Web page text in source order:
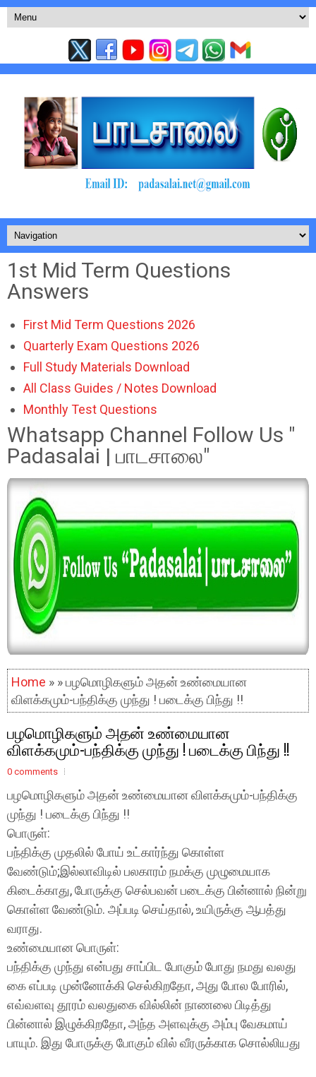
1st Mid Term Questions
Answers
First Mid Term Questions 2026
Quarterly Exam Questions 2026
Full Study Materials Download
All Class Guides / Notes Download
Monthly Test Questions
Whatsapp Channel Follow Us "
Padasalai | பாடசாலை"
Home » » பழமொழிகளும் அதன் உண்மையான
விளக்கமும்-பந்திக்கு முந்து ! படைக்கு பிந்து !!
பழமொழிகளும் அதன் உண்மையான
விளக்கமும்-பந்திக்கு முந்து ! படைக்கு பிந்து !!
0 comments
பழமொழிகளும் அதன் உண்மையான விளக்கமும்-பந்திக்கு
முந்து ! படைக்கு பிந்து !!
பொருள்:
பந்திக்கு முதலில் போய் உட்கார்ந்து கொள்ள
வேண்டும்;இல்லாவிடில் பலகாரம் நமக்கு முழுமையாக
கிடைக்காது, போருக்கு செல்பவன் படைக்கு பின்னால் நின்று
கொள்ள வேண்டும். அப்படி செய்தால், உயிருக்கு ஆபத்து
வராது.
உண்மையான பொருள்:
பந்திக்கு முந்து என்பது சாப்பிட போகும் போது நமது வலது
கை எப்படி முன்னோக்கி செல்கிறதோ, அது போல போரில்,
எவ்வளவு தூரம் வலதுகை வில்லின் நாணலை பிடித்து
பின்னால் இழுக்கிறதோ, அந்த அளவுக்கு அம்பு வேகமாய்
பாயும். இது போருக்கு போகும் வில் வீரருக்காக சொல்லியது